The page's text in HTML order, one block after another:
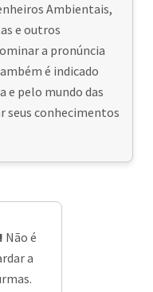
Ambientais,
e outros
a pronúncia
é indicado
e pelo mundo das
seus conhecimentos
Não é
a